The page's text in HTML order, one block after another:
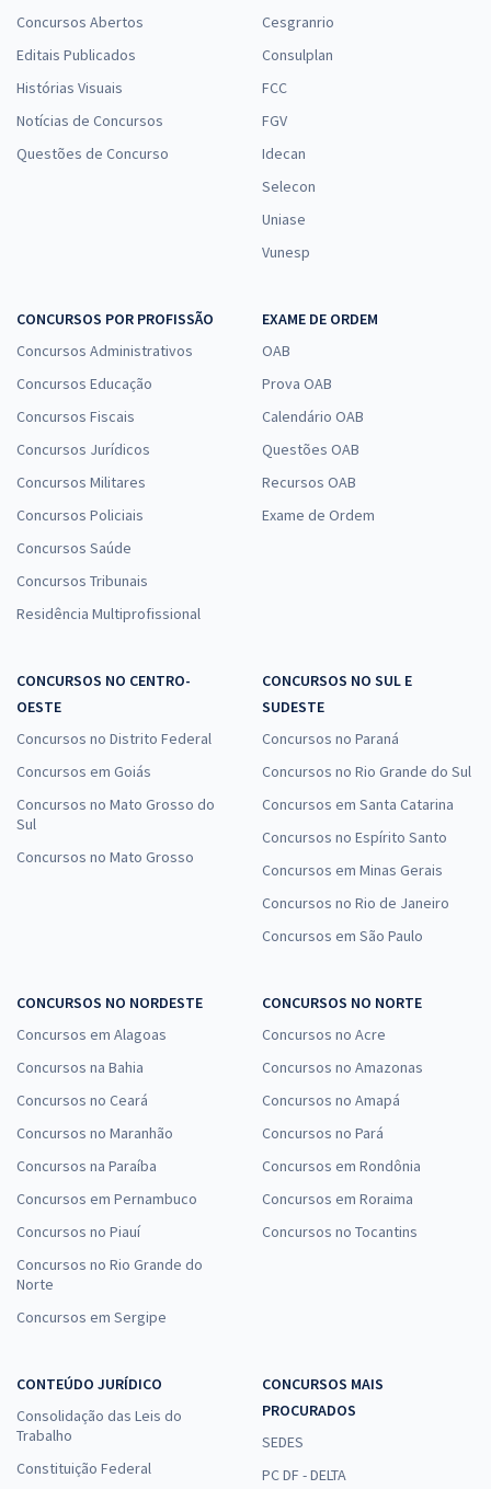
Concursos Abertos
Editais Publicados
Histórias Visuais
Notícias de Concursos
Questões de Concurso
Cesgranrio
Consulplan
FCC
FGV
Idecan
Selecon
Uniase
Vunesp
CONCURSOS POR PROFISSÃO
Concursos Administrativos
Concursos Educação
Concursos Fiscais
Concursos Jurídicos
Concursos Militares
Concursos Policiais
Concursos Saúde
Concursos Tribunais
Residência Multiprofissional
EXAME DE ORDEM
OAB
Prova OAB
Calendário OAB
Questões OAB
Recursos OAB
Exame de Ordem
CONCURSOS NO CENTRO-
OESTE
Concursos no Distrito Federal
Concursos em Goiás
Concursos no Mato Grosso do
Sul
Concursos no Mato Grosso
CONCURSOS NO SUL E
SUDESTE
Concursos no Paraná
Concursos no Rio Grande do Sul
Concursos em Santa Catarina
Concursos no Espírito Santo
Concursos em Minas Gerais
Concursos no Rio de Janeiro
Concursos em São Paulo
CONCURSOS NO NORDESTE
Concursos em Alagoas
Concursos na Bahia
Concursos no Ceará
Concursos no Maranhão
Concursos na Paraíba
Concursos em Pernambuco
Concursos no Piauí
Concursos no Rio Grande do
Norte
Concursos em Sergipe
CONCURSOS NO NORTE
Concursos no Acre
Concursos no Amazonas
Concursos no Amapá
Concursos no Pará
Concursos em Rondônia
Concursos em Roraima
Concursos no Tocantins
CONTEÚDO JURÍDICO
Consolidação das Leis do
Trabalho
Constituição Federal
CONCURSOS MAIS
PROCURADOS
SEDES
PC DF - DELTA